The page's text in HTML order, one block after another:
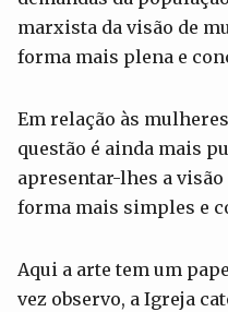
marxista da visão de
forma mais plena e
Em relação às
questão é ainda mais
apresentar-lhes a
forma mais simples e
Aqui a arte tem um
vez observo, a Igreja